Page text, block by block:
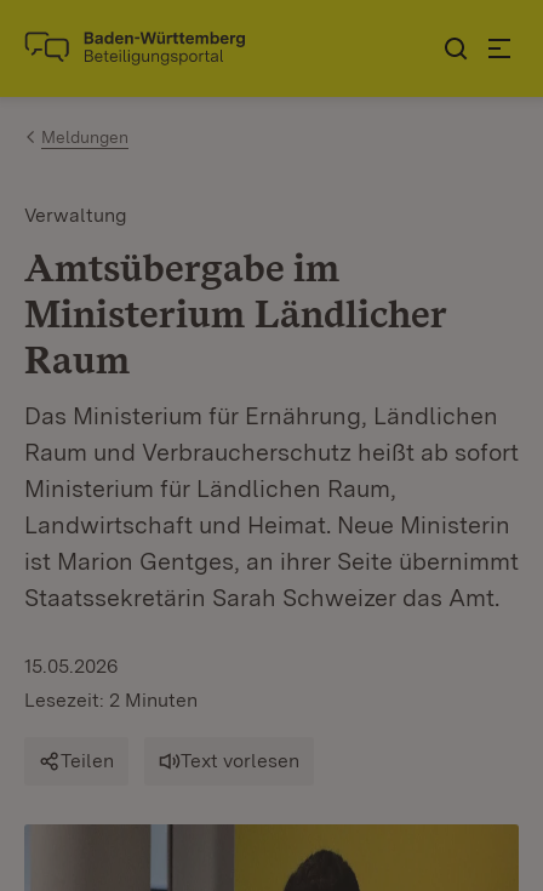
Zum Inhalt springen
Link zur Startseite
Meldungen
Verwaltung
Amtsübergabe im
Ministerium Ländlicher
Raum
Das Ministerium für Ernährung, Ländlichen
Raum und Verbraucherschutz heißt ab sofort
Ministerium für Ländlichen Raum,
Landwirtschaft und Heimat. Neue Ministerin
ist Marion Gentges, an ihrer Seite übernimmt
Staatssekretärin Sarah Schweizer das Amt.
15.05.2026
Lesezeit: 2 Minuten
Teilen Text vorlesen